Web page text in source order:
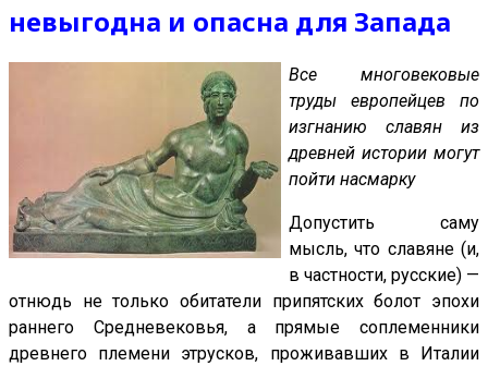
невыгодна и опасна для Запада
Все многовековые
труды европейцев по
изгнанию славян из
древней истории могут
пойти насмарку
Допустить саму
мысль, что славяне (и,
в частности, русские) —
отнюдь не только обитатели припятских болот эпохи
раннего Средневековья, а прямые соплеменники
древнего племени этрусков, проживавших в Италии